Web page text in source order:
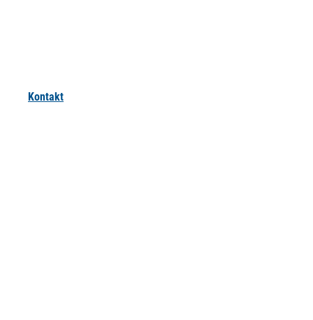
Kontakt